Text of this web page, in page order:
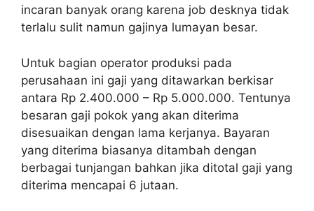
incaran banyak orang karena job desknya tidak
terlalu sulit namun gajinya lumayan besar.
Untuk bagian operator produksi pada
perusahaan ini gaji yang ditawarkan berkisar
antara Rp 2.400.000 – Rp 5.000.000. Tentunya
besaran gaji pokok yang akan diterima
disesuaikan dengan lama kerjanya. Bayaran
yang diterima biasanya ditambah dengan
berbagai tunjangan bahkan jika ditotal gaji yang
diterima mencapai 6 jutaan.